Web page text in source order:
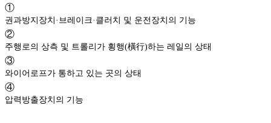
①
권과방지장치·브레이크·클러치 및 운전장치의 기능
②
주행로의 상측 및 트롤리가 횡행(橫行)하는 레일의 상태
③
와이어로프가 통하고 있는 곳의 상태
④
압력방출장치의 기능